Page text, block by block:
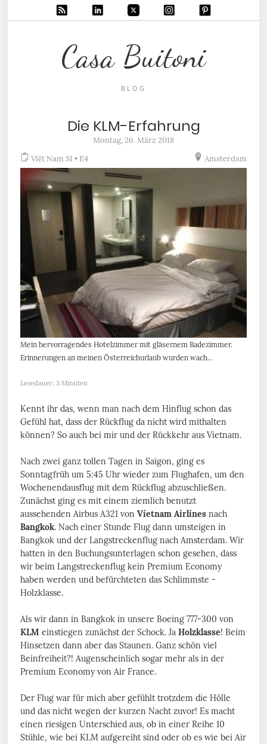
Casa Buitoni
BLOG
Die KLM-Erfahrung
Montag, 26. März 2018
Việt Nam S1 • E4
Amsterdam
Mein hervorragendes Hotelzimmer mit gläsernem Badezimmer.
Erinnerungen an meinen Österreichurlaub wurden wach...
Lesedauer: 3 Minuten
Kennt ihr das, wenn man nach dem Hinflug schon das
Gefühl hat, dass der Rückflug da nicht wird mithalten
können? So auch bei mir und der Rückkehr aus Vietnam.
Nach zwei ganz tollen Tagen in Saigon, ging es
Sonntagfrüh um 5:45 Uhr wieder zum Flughafen, um den
Wochenendausflug mit dem Rückflug abzuschließen.
Zunächst ging es mit einem ziemlich benutzt
aussehenden Airbus A321 vonVietnam Airlines nach
Bangkok. Nach einer Stunde Flug dann umsteigen in
Bangkok und der Langstreckenflug nach Amsterdam. Wir
hatten in den Buchungsunterlagen schon gesehen, dass
wir beim Langstreckenflug kein Premium Economy
haben werden und befürchteten das Schlimmste -
Holzklasse.
Als wir dann in Bangkok in unsere Boeing 777-300 von
KLM einstiegen zunächst der Schock. JaHolzklasse! Beim
Hinsetzen dann aber das Staunen. Ganz schön viel
Beinfreiheit?! Augenscheinlich sogar mehr als in der
Premium Economy von Air France.
Der Flug war für mich aber gefühlt trotzdem die Hölle
und das nicht wegen der kurzen Nacht zuvor! Es macht
einen riesigen Unterschied aus, ob in einer Reihe 10
Stühle, wie bei KLM aufgereiht sind oder ob es wie bei Air